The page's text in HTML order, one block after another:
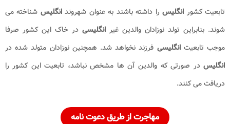
تابعیت کشور انگلیسرا داشته باشند به عنوان شهروندانگلیس شناخته می
شوند. بنابراین تولد نوزادان والدین غیر انگلیسی در خاک این کشور صرفا
موجب تابعیتانگلیسی فرزند نخواهد شد. همچنین نوزادان متولد شده در
انگلیس در صورتی که والدین آن ها مشخص نباشد، تابعیت این کشور را
دریافت می کنند.
مهاجرتاز طریق دعوت نامه